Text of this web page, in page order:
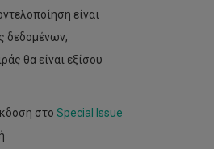
είναι
δεδομένων,
θα είναι εξίσου
στο Special Issue